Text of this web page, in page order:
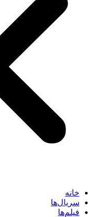
خانه
سریال‌ها
فیلم‌ها